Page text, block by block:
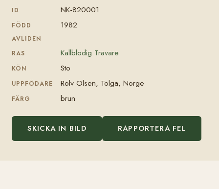
ID NK-820001
FÖDD 1982
AVLIDEN
RAS
Kallblodig Travare
KÖN Sto
UPPFÖDARE Rolv Olsen, Tolga, Norge
FÄRG brun
SKICKA IN BILD RAPPORTERA FEL